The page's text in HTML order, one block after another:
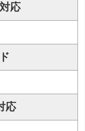
応
応